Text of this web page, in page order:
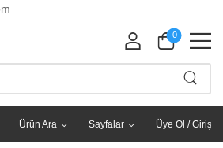
0
Ürün Ara Sayfalar Üye Ol / Giriş